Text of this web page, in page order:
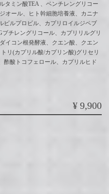
タミン酸TEA 、ベンチレングリコー
オール、ヒト幹細胞培養液、カニナ
ビルプロビル、カプリロイルジペブ
チレングリコール、カプリリルグリ
イコン根発酵液、クエン酸、クエン
リ(カプリル酸/カプリン酸)グリセリ
酢酸トコフェロール、カプリルヒド
¥9,900